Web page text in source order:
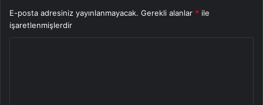
E-posta adresiniz yayınlanmayacak. Gerekli alanlar * ile
işaretlenmişlerdir